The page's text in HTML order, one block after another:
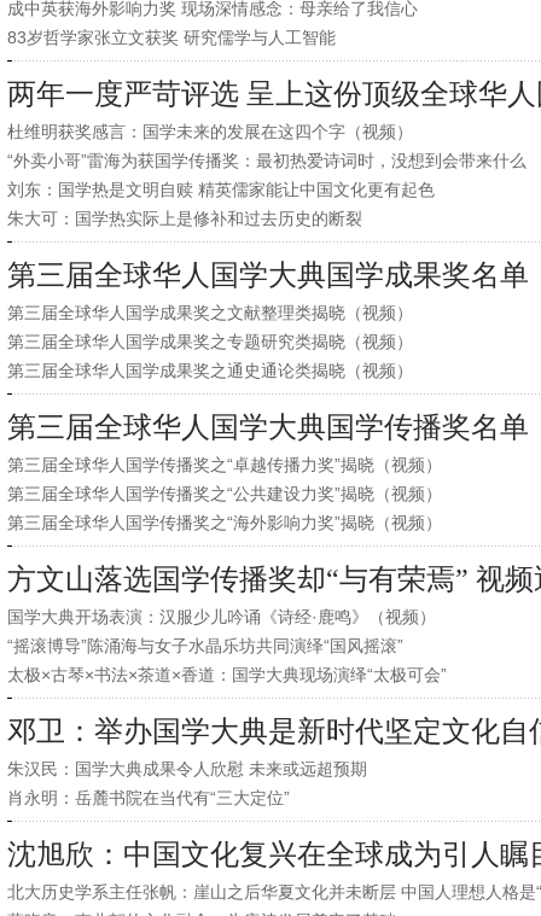
成中英获海外影响力奖 现场深情感念：母亲给了我信心
83岁哲学家张立文获奖 研究儒学与人工智能
两年一度严苛评选 呈上这份顶级全球华
杜维明获奖感言：国学未来的发展在这四个字（视频）
“外卖小哥”雷海为获国学传播奖：最初热爱诗词时，没想到会带来什么
刘东：国学热是文明自赎 精英儒家能让中国文化更有起色
朱大可：国学热实际上是修补和过去历史的断裂
第三届全球华人国学大典国学成果奖名单
第三届全球华人国学成果奖之文献整理类揭晓（视频）
第三届全球华人国学成果奖之专题研究类揭晓（视频）
第三届全球华人国学成果奖之通史通论类揭晓（视频）
第三届全球华人国学大典国学传播奖名单
第三届全球华人国学传播奖之“卓越传播力奖”揭晓（视频）
第三届全球华人国学传播奖之“公共建设力奖”揭晓（视频）
第三届全球华人国学传播奖之“海外影响力奖”揭晓（视频）
方文山落选国学传播奖却“与有荣焉” 视
国学大典开场表演：汉服少儿吟诵《诗经·鹿鸣》（视频）
“摇滚博导”陈涌海与女子水晶乐坊共同演绎“国风摇滚”
太极×古琴×书法×茶道×香道：国学大典现场演绎“太极可会”
邓卫：举办国学大典是新时代坚定文化自
朱汉民：国学大典成果令人欣慰 未来或远超预期
肖永明：岳麓书院在当代有“三大定位”
沈旭欣：中国文化复兴在全球成为引人瞩
北大历史学系主任张帆：崖山之后华夏文化并未断层 中国人理想人格是